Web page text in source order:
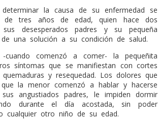
la causa de su enfermedad se
de tres años de edad, quien hace dos
desesperados padres y su pequeña
una solución a su condición de salud.
comenzó a comer- la pequeñita
síntomas que se manifiestan con cortes
y resequedad. Los dolores que
la menor comenzó a hablar y hacerse
angustiados padres, le impiden dormir
durante el día acostada, sin poder
cualquier otro niño de su edad.